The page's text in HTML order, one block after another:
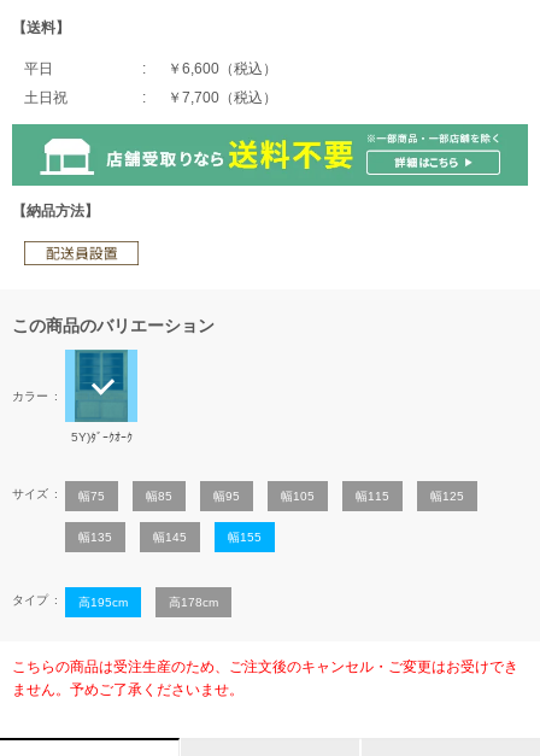
【送料】
平日
￥6,600（税込）
土日祝
￥7,700（税込）
【納品方法】
この商品のバリエーション
カラー
5Y)ﾀﾞｰｸｵｰｸ
サイズ 幅75 幅85 幅95 幅105 幅115 幅125
幅135 幅145 幅155
タイプ 高195cm 高178cm
こちらの商品は受注生産のため、ご注文後のキャンセル・ご変更はお受けでき
ません。予めご了承くださいませ。